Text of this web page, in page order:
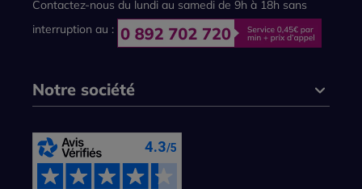
Contactez-nous du lundi au samedi de 9h à 18h sans
interruption au :
Notre société